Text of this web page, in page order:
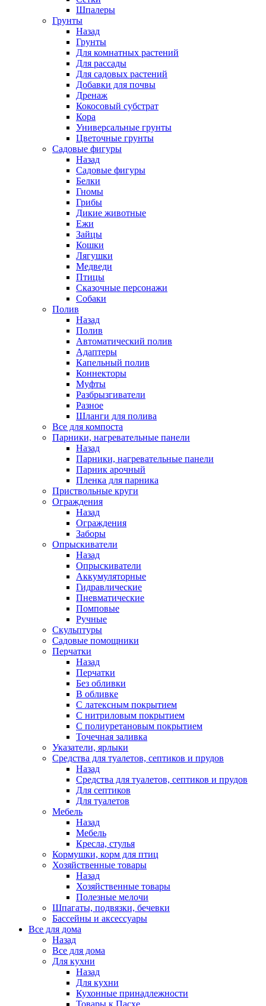
Шпалеры
Грунты
Назад
Грунты
Для комнатных растений
Для рассады
Для садовых растений
Добавки для почвы
Дренаж
Кокосовый субстрат
Кора
Универсальные грунты
Цветочные грунты
Садовые фигуры
Назад
Садовые фигуры
Белки
Гномы
Грибы
Дикие животные
Ежи
Зайцы
Кошки
Лягушки
Медведи
Птицы
Сказочные персонажи
Собаки
Полив
Назад
Полив
Автоматический полив
Адаптеры
Капельный полив
Коннекторы
Муфты
Разбрызгиватели
Разное
Шланги для полива
Все для компоста
Парники, нагревательные панели
Назад
Парники, нагревательные панели
Парник арочный
Пленка для парника
Приствольные круги
Ограждения
Назад
Ограждения
Заборы
Опрыскиватели
Назад
Опрыскиватели
Аккумуляторные
Гидравлические
Пневматические
Помповые
Ручные
Скульптуры
Садовые помощники
Перчатки
Назад
Перчатки
Без обливки
В обливке
С латексным покрытием
С нитриловым покрытием
С полиуретановым покрытием
Точечная заливка
Указатели, ярлыки
Средства для туалетов, септиков и прудов
Назад
Средства для туалетов, септиков и прудов
Для септиков
Для туалетов
Мебель
Назад
Мебель
Кресла, стулья
Кормушки, корм для птиц
Хозяйственные товары
Назад
Хозяйственные товары
Полезные мелочи
Шпагаты, подвязки, бечевки
Бассейны и аксессуары
Все для дома
Назад
Все для дома
Для кухни
Назад
Для кухни
Кухонные принадлежности
Товары к Пасхе